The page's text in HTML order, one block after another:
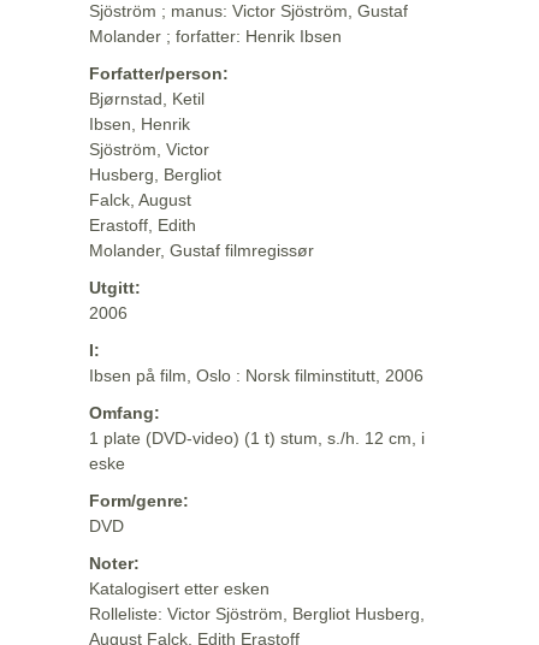
Sjöström ; manus: Victor Sjöström, Gustaf
Molander ; forfatter: Henrik Ibsen
Forfatter/person:
Bjørnstad, Ketil
Ibsen, Henrik
Sjöström, Victor
Husberg, Bergliot
Falck, August
Erastoff, Edith
Molander, Gustaf filmregissør
Utgitt:
2006
I:
Ibsen på film, Oslo : Norsk filminstitutt, 2006
Omfang:
1 plate (DVD-video) (1 t) stum, s./h. 12 cm, i
eske
Form/genre:
DVD
Noter:
Katalogisert etter esken
Rolleliste: Victor Sjöström, Bergliot Husberg,
August Falck, Edith Erastoff